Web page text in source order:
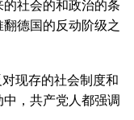
社会的和政治的条
德国的反动阶级之
现存的社会制度和
，共产党人都强调